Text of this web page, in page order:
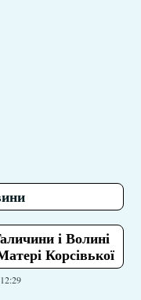
і Волині
Корсівької